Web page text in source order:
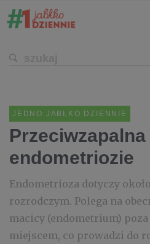
JEDNO JABŁKO DZIENNIE
endometriozie
Endometrioza dotyczy
rozrodczym. Polega na
macicy (endometrium)
miejscem, co prowadzi do